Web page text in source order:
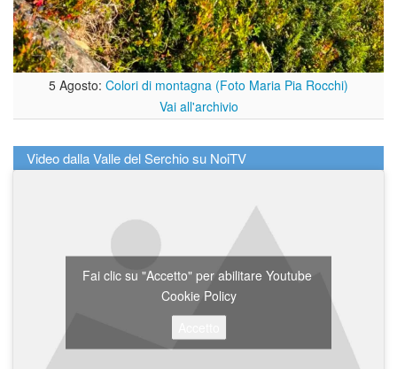
5 Agosto: Colori di montagna (Foto Maria Pia Rocchi)
Vai all'archivio
Video dalla Valle del Serchio su NoiTV
Fai clic su "Accetto" per abilitare Youtube
Cookie Policy